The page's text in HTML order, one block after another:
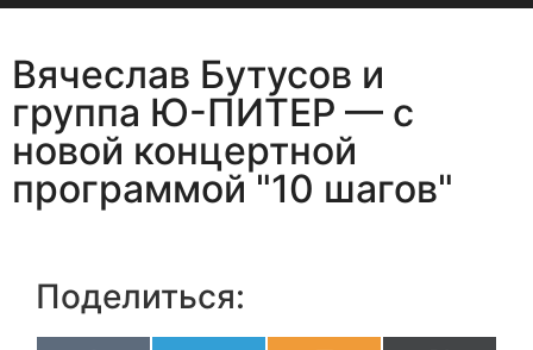
Вячеслав Бутусов и
группа Ю-ПИТЕР — с
новой концертной
программой "10 шагов"
Поделиться: